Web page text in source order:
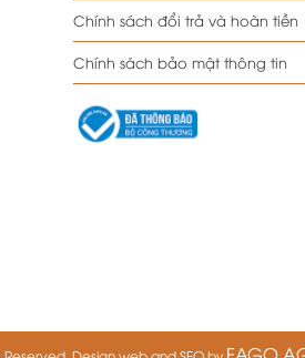
Chính sách đổi trả và hoàn tiền
Chính sách bảo mật thông tin